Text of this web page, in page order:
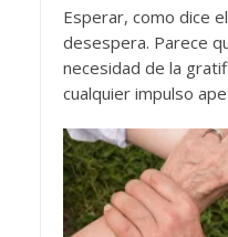
Esperar, como dice
desespera. Parece
necesidad de la
cualquier impulso